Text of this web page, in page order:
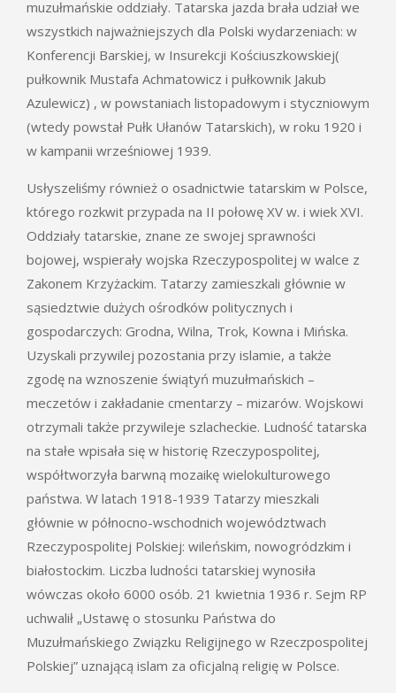
muzułmańskie oddziały. Tatarska jazda brała udział we
wszystkich najważniejszych dla Polski wydarzeniach: w
Konferencji Barskiej, w Insurekcji Kościuszkowskiej(
pułkownik Mustafa Achmatowicz i pułkownik Jakub
Azulewicz) , w powstaniach listopadowym i styczniowym
(wtedy powstał Pułk Ułanów Tatarskich), w roku 1920 i
w kampanii wrześniowej 1939.
Usłyszeliśmy również o osadnictwie tatarskim w Polsce,
którego rozkwit przypada na II połowę XV w. i wiek XVI.
Oddziały tatarskie, znane ze swojej sprawności
bojowej, wspierały wojska Rzeczypospolitej w walce z
Zakonem Krzyżackim. Tatarzy zamieszkali głównie w
sąsiedztwie dużych ośrodków politycznych i
gospodarczych: Grodna, Wilna, Trok, Kowna i Mińska.
Uzyskali przywilej pozostania przy islamie, a także
zgodę na wznoszenie świątyń muzułmańskich –
meczetów i zakładanie cmentarzy – mizarów. Wojskowi
otrzymali także przywileje szlacheckie. Ludność tatarska
na stałe wpisała się w historię Rzeczypospolitej,
współtworzyła barwną mozaikę wielokulturowego
państwa. W latach 1918-1939 Tatarzy mieszkali
głównie w północno-wschodnich województwach
Rzeczypospolitej Polskiej: wileńskim, nowogródzkim i
białostockim. Liczba ludności tatarskiej wynosiła
wówczas około 6000 osób. 21 kwietnia 1936 r. Sejm RP
uchwalił „Ustawę o stosunku Państwa do
Muzułmańskiego Związku Religijnego w Rzeczpospolitej
Polskiej” uznającą islam za oficjalną religię w Polsce.